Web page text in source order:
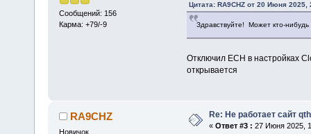
Сообщений: 156
Карма: +79/-9
Цитата: RA9CHZ от 20 Июня 2025,
Здравствуйте! Может кто-
Отключил ECH в настройках
открывается
RA9CHZ
Новичок
Re: Не работает сайт
« Ответ #3 : 27 Июня 2025,